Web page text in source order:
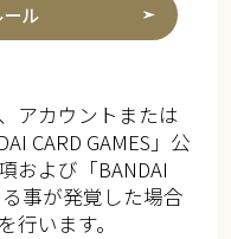
ル
アカウントまたは
CARD GAMES」公
および「BANDAI
事が発覚した場合
行います。​